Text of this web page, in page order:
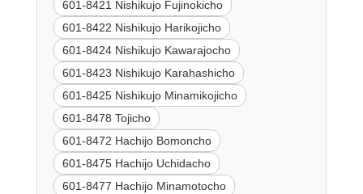
601-8421 Nishikujo Fujinokicho
601-8422 Nishikujo Harikojicho
601-8424 Nishikujo Kawarajocho
601-8423 Nishikujo Karahashicho
601-8425 Nishikujo Minamikojicho
601-8478 Tojicho
601-8472 Hachijo Bomoncho
601-8475 Hachijo Uchidacho
601-8477 Hachijo Minamotocho